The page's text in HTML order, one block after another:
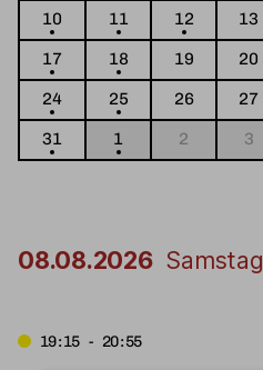
10
11 12 13
17
18 19 20
24
25 26 27
31
1 2 3
08.08.2026 Samstag
19:15 - 20:55